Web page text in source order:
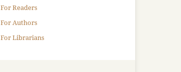
For Readers
For Authors
For Librarians